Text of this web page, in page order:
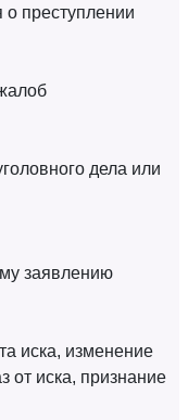
преступлении
дела или
заявлению
иска, изменение
от иска, признание